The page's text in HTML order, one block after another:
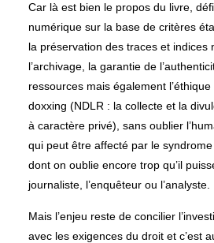
Car là est bien le propos du livre,
numérique sur la base de critères
la préservation des traces et indices
l’archivage, la garantie de
ressources mais également l’éthique
doxxing (NDLR : la collecte et la
à caractère privé), sans oublier
qui peut être affecté par le
dont on oublie encore trop qu’il
journaliste, l’enquêteur ou l’analyste.
Mais l’enjeu reste de concilier
avec les exigences du droit et c’est